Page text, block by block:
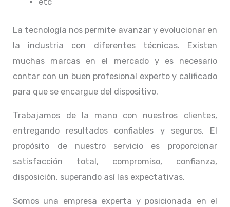
La tecnología nos permite avanzar y evolucionar en
la industria con diferentes técnicas. Existen
muchas marcas en el mercado y es necesario
contar con un buen profesional experto y calificado
para que se encargue del dispositivo.
Trabajamos de la mano con nuestros clientes,
entregando resultados confiables y seguros. El
propósito de nuestro servicio es proporcionar
satisfacción total, compromiso, confianza,
disposición, superando así las expectativas.
Somos una empresa experta y posicionada en el